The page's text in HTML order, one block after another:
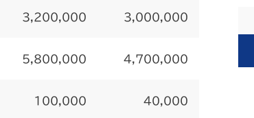
3,200,000 3,000,000
5,800,000 4,700,000
100,000 40,000